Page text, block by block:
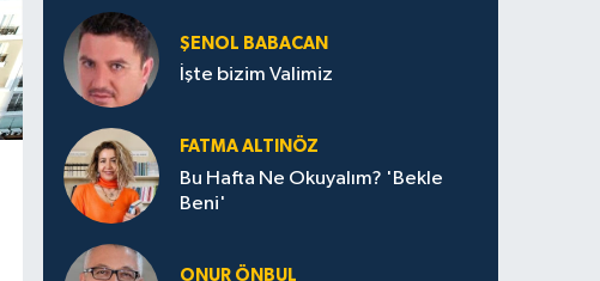
ŞENOL BABACAN
İşte bizim Valimiz
FATMA ALTINÖZ
Bu Hafta Ne Okuyalım? 'Bekle
Beni'
ONUR ÖNBUL